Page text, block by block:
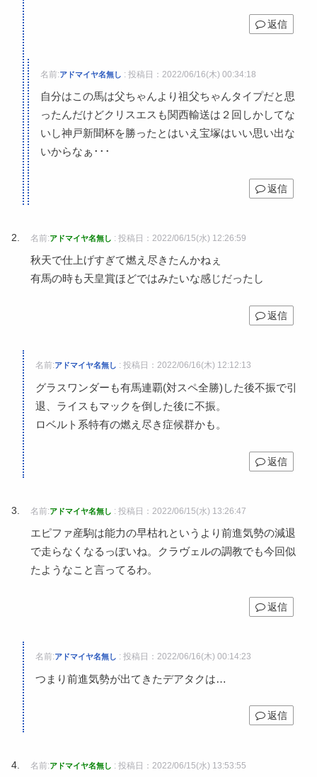
返信
名前:アドマイヤ名無し : 投稿日：2022/06/16(木) 00:34:18
自分はこの馬は父ちゃんより祖父ちゃんタイプだと思
ったんだけどクリスエスも関西輸送は２回しかしてな
いし神戸新聞杯を勝ったとはいえ宝塚はいい思い出な
いからなぁ･･･
返信
名前:アドマイヤ名無し : 投稿日：2022/06/15(水) 12:26:59
秋天で仕上げすぎて燃え尽きたんかねぇ
有馬の時も天皇賞ほどではみたいな感じだったし
返信
名前:アドマイヤ名無し : 投稿日：2022/06/16(木) 12:12:13
グラスワンダーも有馬連覇(対スペ全勝)した後不振で引
退、ライスもマックを倒した後に不振。
ロベルト系特有の燃え尽き症候群かも。
返信
名前:アドマイヤ名無し : 投稿日：2022/06/15(水) 13:26:47
エピファ産駒は能力の早枯れというより前進気勢の減退
で走らなくなるっぽいね。クラヴェルの調教でも今回似
たようなこと言ってるわ。
返信
名前:アドマイヤ名無し : 投稿日：2022/06/16(木) 00:14:23
つまり前進気勢が出てきたデアタクは…
返信
名前:アドマイヤ名無し : 投稿日：2022/06/15(水) 13:53:55